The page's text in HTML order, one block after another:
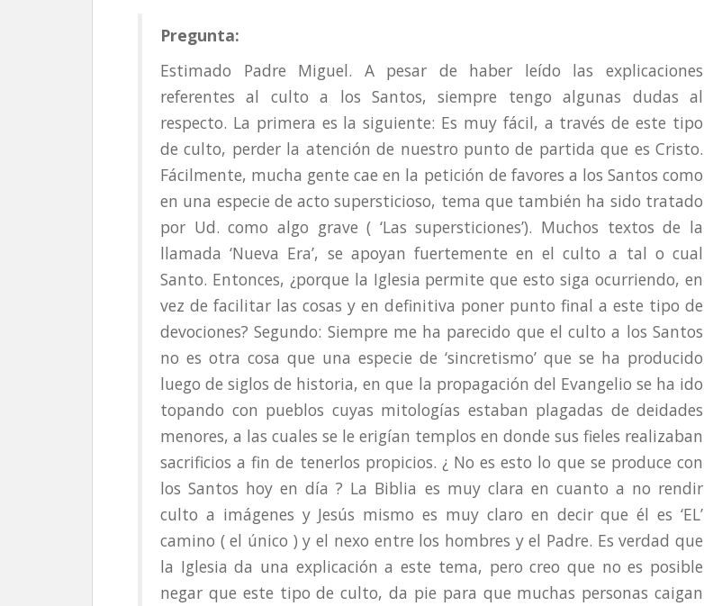
Pregunta:
Estimado Padre Miguel. A pesar de haber leído las explicaciones
referentes al culto a los Santos, siempre tengo algunas dudas al
respecto. La primera es la siguiente: Es muy fácil, a través de este tipo
de culto, perder la atención de nuestro punto de partida que es Cristo.
Fácilmente, mucha gente cae en la petición de favores a los Santos como
en una especie de acto supersticioso, tema que también ha sido tratado
por Ud. como algo grave ( ‘Las supersticiones’). Muchos textos de la
llamada ‘Nueva Era’, se apoyan fuertemente en el culto a tal o cual
Santo. Entonces, ¿porque la Iglesia permite que esto siga ocurriendo, en
vez de facilitar las cosas y en definitiva poner punto final a este tipo de
devociones? Segundo: Siempre me ha parecido que el culto a los Santos
no es otra cosa que una especie de ‘sincretismo’ que se ha producido
luego de siglos de historia, en que la propagación del Evangelio se ha ido
topando con pueblos cuyas mitologías estaban plagadas de deidades
menores, a las cuales se le erigían templos en donde sus fieles realizaban
sacrificios a fin de tenerlos propicios. ¿ No es esto lo que se produce con
los Santos hoy en día ? La Biblia es muy clara en cuanto a no rendir
culto a imágenes y Jesús mismo es muy claro en decir que él es ‘EL’
camino ( el único ) y el nexo entre los hombres y el Padre. Es verdad que
la Iglesia da una explicación a este tema, pero creo que no es posible
negar que este tipo de culto, da pie para que muchas personas caigan